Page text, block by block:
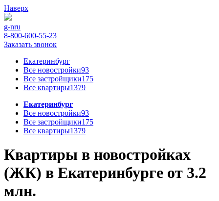
Наверх
g-nru
8-800-600-55-23
Заказать звонок
Екатеринбург
Все новостройки93
Все застройщики175
Все квартиры1379
Екатеринбург
Все новостройки93
Все застройщики175
Все квартиры1379
Квартиры в новостройках
(ЖК) в Екатеринбурге от 3.2
млн.